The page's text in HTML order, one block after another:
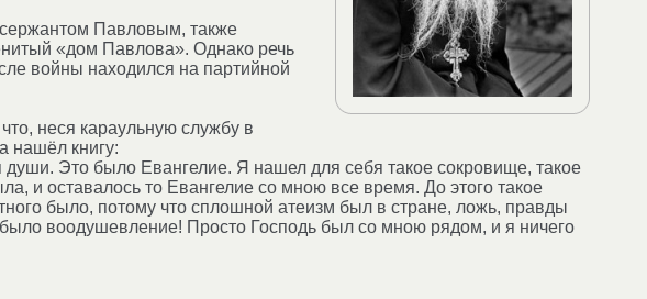
Павловым, также
«дом Павлова». Однако речь
войны находился на партийной
неся караульную службу в
нашёл книгу:
души. Это было Евангелие. Я нашел для себя такое сокровище, такое
и оставалось то Евангелие со мною все время. До этого такое
было, потому что сплошной атеизм был в стране, ложь, правды
воодушевление! Просто Господь был со мною рядом, и я ничего